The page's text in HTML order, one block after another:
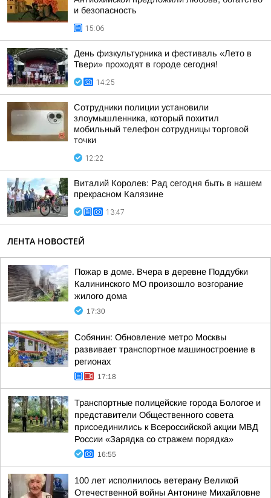
и безопасность
15:06
День физкультурника и фестиваль «Лето в
Твери» проходят в городе сегодня!
14:25
Сотрудники полиции установили
злоумышленника, который похитил
мобильный телефон сотрудницы торговой
точки
12:22
Виталий Королев: Рад сегодня быть в нашем
прекрасном Калязине
13:47
ЛЕНТА НОВОСТЕЙ
Пожар в доме. Вчера в деревне Поддубки
Калининского МО произошло возгорание
жилого дома
17:30
Собянин: Обновление метро Москвы
развивает транспортное машиностроение в
регионах
17:18
Транспортные полицейские города Бологое и
представители Общественного совета
присоединились к Всероссийской акции МВД
России «Зарядка со стражем порядка»
16:55
100 лет исполнилось ветерану Великой
Отечественной войны Антонине Михайловне